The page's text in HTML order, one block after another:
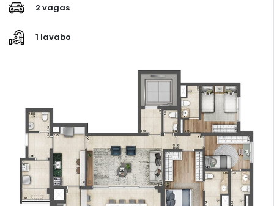
2 vagas
1 lavabo